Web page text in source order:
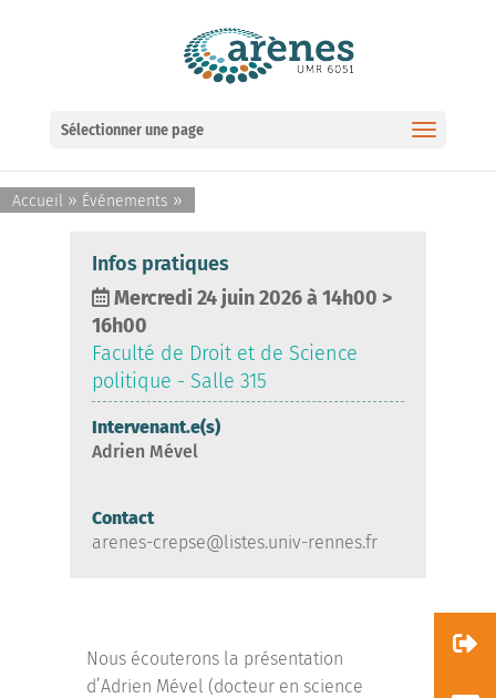
Sélectionner une page
Accueil » Événements »
Infos pratiques
Mercredi 24 juin 2026 à 14h00 >
16h00
Faculté de Droit et de Science
politique - Salle 315
Intervenant.e(s)
Adrien Mével
Contact
arenes-crepse@listes.univ-rennes.fr
Nous écouterons la présentation
d’Adrien Mével (docteur en science